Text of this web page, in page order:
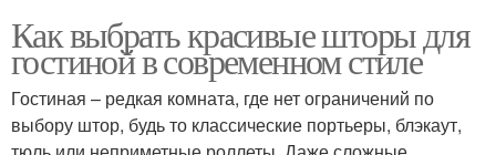
Шторы под интерьер Кухонные шторы
Как выбрать красивые шторы для
гостиной в современном стиле
Гостиная – редкая комната, где нет ограничений по
выбору штор, будь то классические портьеры, блэкаут,